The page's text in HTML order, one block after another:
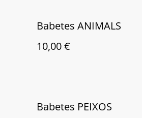
Babetes ANIMALS
10,00 €
Babetes PEIXOS